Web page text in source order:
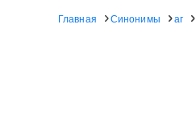
Главная Синонимы аг